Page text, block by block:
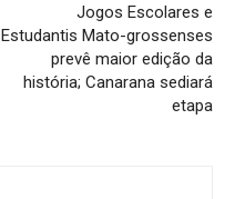
Jogos Escolares e
Estudantis Mato-grossenses
prevê maior edição da
história; Canarana sediará
etapa